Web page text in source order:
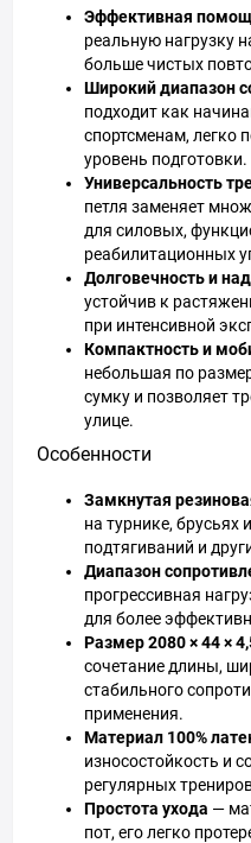
Эффективная
реальную нагрузку
больше чистых
Широкий диапазон
подходит как
спортсменам, легко
уровень подготовки.
Универсальность
петля заменяет
для силовых,
реабилитационных
Долговечность и
устойчив к
при интенсивной
Компактность и
небольшая по
сумку и позволяет
улице.
Особенности
Замкнутая
на турнике,
подтягиваний и
Диапазон
прогрессивная
для более
Размер 2080 × 44 ×
сочетание длины,
стабильного
применения.
Материал 100%
износостойкость и
регулярных
Простота ухода —
пот, его легко